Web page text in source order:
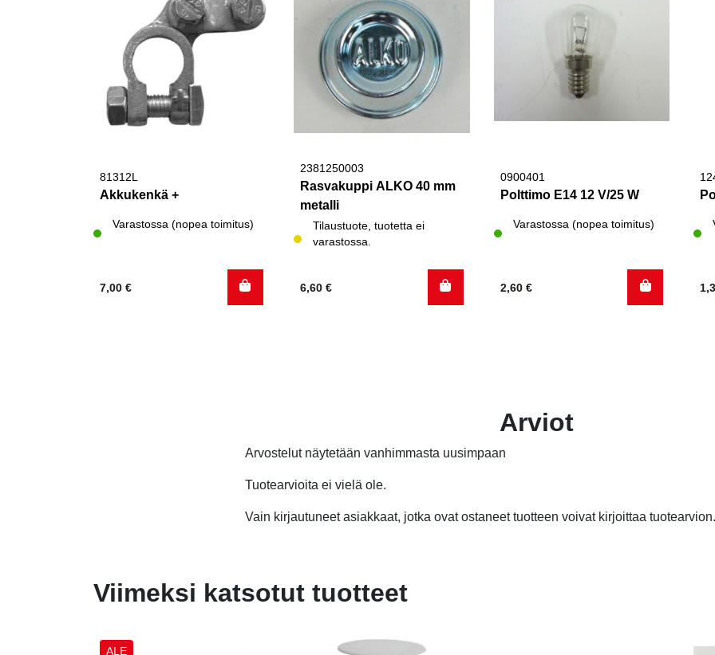
81312L
Akkukenkä +
Varastossa (nopea toimitus)
7,00 €
2381250003
Rasvakuppi ALKO 40 mm
metalli
Tilaustuote, tuotetta ei
varastossa.
6,60 €
0900401
Polttimo E14 12 V/25 W
Varastossa (nopea toimitus)
2,60 €
Arviot
Arvostelut näytetään vanhimmasta uusimpaan
Tuotearvioita ei vielä ole.
Vain kirjautuneet asiakkaat, jotka ovat ostaneet tuotteen voivat kirjoittaa tuotearvion.
Viimeksi katsotut tuotteet
ALE